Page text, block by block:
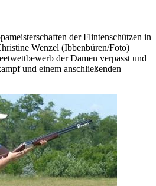
der Flintenschützen in
Wenzel (Ibbenbüren/Foto)
der Damen verpasst und
und einem anschließenden